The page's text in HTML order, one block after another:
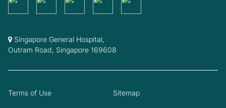
Singapore General Hospital,
Outram Road, Singapore 169608
Terms of Use Sitemap